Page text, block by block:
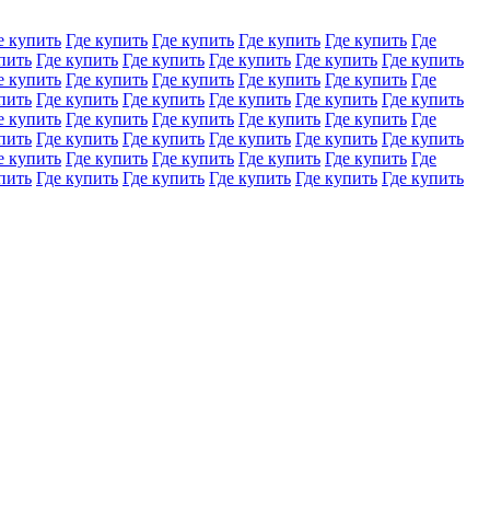
купить Где купить Где купить Где купить Где купить Где
Где купить Где купить Где купить Где купить Где купить
купить Где купить Где купить Где купить Где купить Где
Где купить Где купить Где купить Где купить Где купить
купить Где купить Где купить Где купить Где купить Где
Где купить Где купить Где купить Где купить Где купить
купить Где купить Где купить Где купить Где купить Где
Где купить Где купить Где купить Где купить Где купить